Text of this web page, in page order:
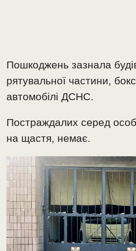
Пошкоджень зазнала
рятувальної частини,
автомобілі ДСНС.
Постраждалих серед
на щастя, немає.